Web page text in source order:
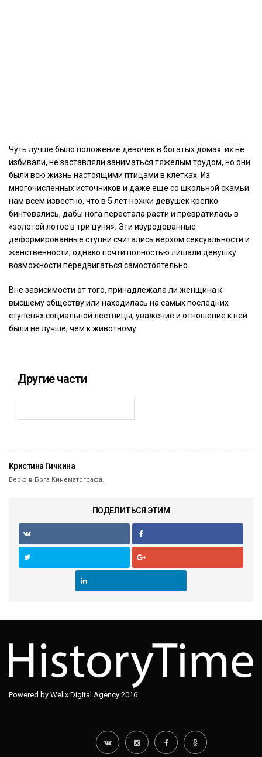
Чуть лучше было положение девочек в богатых домах: их не
избивали, не заставляли заниматься тяжелым трудом, но они
были всю жизнь настоящими птицами в клетках. Из
многочисленных источников и даже еще со школьной скамьи
нам всем известно, что в 5 лет ножки девушек крепко
бинтовались, дабы нога перестала расти и превратилась в
«золотой лотос в три цуня». Эти изуродованные
деформированные ступни считались верхом сексуальности и
женственности, однако почти полностью лишали девушку
возможности передвигаться самостоятельно.
Вне зависимости от того, принадлежала ли женщина к
высшему обществу или находилась на самых последних
ступенях социальной лестницы, уважение и отношение к ней
были не лучше, чем к животному.
Другие части
Кристина Гичкина
Верю в Бога Кинематографа.
ПОДЕЛИТЬСЯ ЭТИМ
Powered by Welix Digital Agency 2016